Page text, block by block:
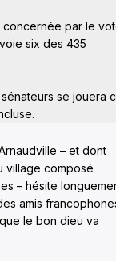
concernée par le
six des 435
se jouera
– et dont
village composé
– hésite
amis
le bon dieu va